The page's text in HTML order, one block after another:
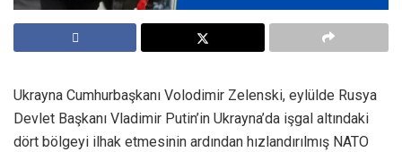
Ukrayna Cumhurbaşkanı Volodimir Zelenski, eylülde Rusya
Devlet Başkanı Vladimir Putin’in Ukrayna’da işgal altındaki
dört bölgeyi ilhak etmesinin ardından hızlandırılmış NATO